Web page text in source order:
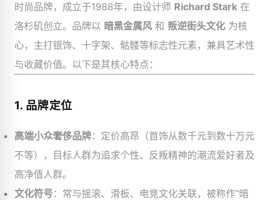
时尚品牌，成立于1988年，由设计师 Richard Stark ​ 在
洛杉矶创立。品牌以 暗黑金属风 ​ 和 叛逆街头文化 ​ 为核
心，主打银饰、十字架、骷髅等标志性元素，兼具艺术性
与收藏价值。以下是其核心特点：
1. 品牌定位
高端小众奢侈品牌：定价高昂（首饰从数千元到数十万元
不等），目标人群为追求个性、反叛精神的潮流爱好者及
高净值人群。
文化符号：常与摇滚、滑板、电竞文化关联，被称作“暗